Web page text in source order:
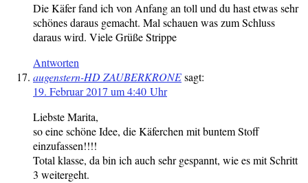
Die Käfer fand ich von Anfang an toll und du hast etwas sehr
schönes daraus gemacht. Mal schauen was zum Schluss
daraus wird. Viele Grüße Strippe
Antworten
augenstern-HD ZAUBERKRONEsagt:
19. Februar 2017 um 4:40 Uhr
Liebste Marita,
so eine schöne Idee, die Käferchen mit buntem Stoff
einzufassen!!!!
Total klasse, da bin ich auch sehr gespannt, wie es mit Schritt
3 weitergeht.